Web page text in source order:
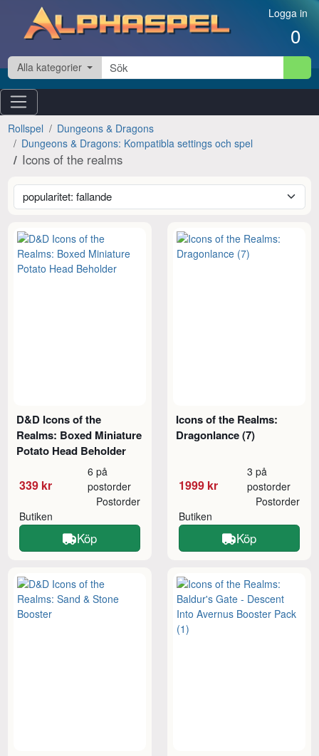
Hoppa till innehåll Logga in
0
Alla kategorier
Rollspel
Dungeons & Dragons
Dungeons & Dragons: Kompatibla settings och spel
Icons of the realms
D&D Icons of the
Realms: Boxed Miniature
Potato Head Beholder
339 kr
6 på
postorder
Butiken
Postorder
Köp
Icons of the Realms:
Dragonlance (7)
1999 kr
3 på
postorder
Butiken
Postorder
Köp